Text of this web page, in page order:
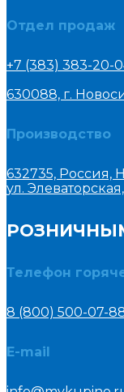
Отдел продаж
+7 (383) 383-20-
630088, г.
Производство
632735, Россия,
ул.
Телефон
8 (800) 500-07-
E-mail